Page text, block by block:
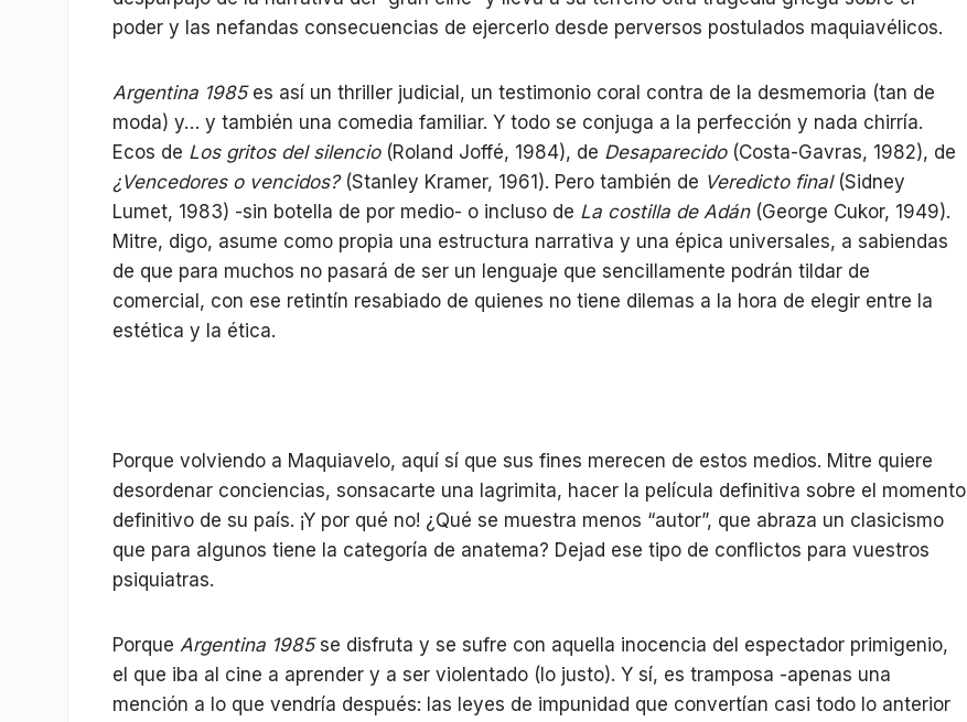
poder y las nefandas consecuencias de ejercerlo desde perversos postulados maquiavélicos.
Argentina 1985es así un thriller judicial, un testimonio coral contra de la desmemoria (tan de
moda) y… y también una comedia familiar. Y todo se conjuga a la perfección y nada chirría.
Ecos de Los gritos del silencio(Roland Joffé, 1984), de Desaparecido(Costa-Gavras, 1982), de
¿Vencedores o vencidos?(Stanley Kramer, 1961). Pero también de Veredicto final(Sidney
Lumet, 1983) -sin botella de por medio- o incluso de La costilla de Adán(George Cukor, 1949).
Mitre, digo, asume como propia una estructura narrativa y una épica universales, a sabiendas
de que para muchos no pasará de ser un lenguaje que sencillamente podrán tildar de
comercial, con ese retintín resabiado de quienes no tiene dilemas a la hora de elegir entre la
estética y la ética.
Porque volviendo a Maquiavelo, aquí sí que sus fines merecen de estos medios. Mitre quiere
desordenar conciencias, sonsacarte una lagrimita, hacer la película definitiva sobre el momento
definitivo de su país. ¡Y por qué no! ¿Qué se muestra menos “autor”, que abraza un clasicismo
que para algunos tiene la categoría de anatema? Dejad ese tipo de conflictos para vuestros
psiquiatras.
Porque Argentina 1985se disfruta y se sufre con aquella inocencia del espectador primigenio,
el que iba al cine a aprender y a ser violentado (lo justo). Y sí, es tramposa -apenas una
mención a lo que vendría después: las leyes de impunidad que convertían casi todo lo anterior